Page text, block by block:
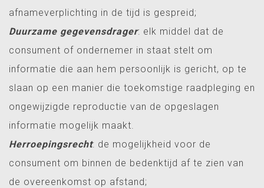
afnameverplichting in de tijd is gespreid;
Duurzame gegevensdrager: elk middel dat de
consument of ondernemer in staat stelt om
informatie die aan hem persoonlijk is gericht, op te
slaan op een manier die toekomstige raadpleging en
ongewijzigde reproductie van de opgeslagen
informatie mogelijk maakt.
Herroepingsrecht: de mogelijkheid voor de
consument om binnen de bedenktijd af te zien van
de overeenkomst op afstand;